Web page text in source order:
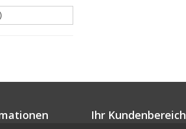
Ihr Kundenbereich